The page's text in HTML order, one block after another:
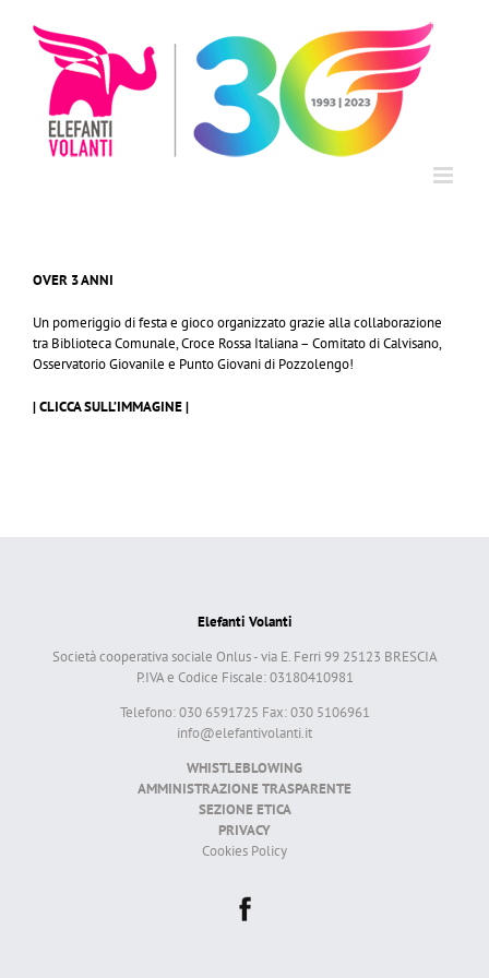
contenuto
OVER 3 ANNI
Un pomeriggio di festa e gioco organizzato grazie alla collaborazione
tra Biblioteca Comunale, Croce Rossa Italiana – Comitato di Calvisano,
Osservatorio Giovanile e Punto Giovani di Pozzolengo!
| CLICCA SULL’IMMAGINE |
Elefanti Volanti
Società cooperativa sociale Onlus - via E. Ferri 99 25123 BRESCIA
P.IVA e Codice Fiscale: 03180410981
Telefono: 030 6591725 Fax: 030 5106961
info@elefantivolanti.it
WHISTLEBLOWING
AMMINISTRAZIONE TRASPARENTE
SEZIONE ETICA
PRIVACY
Cookies Policy